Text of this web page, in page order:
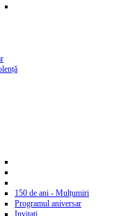
150 de ani - Mulțumiri
Programul aniversar
Invitaţi